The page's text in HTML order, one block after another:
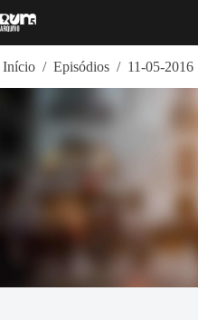
para
Início / Episódios / 11-05-2016